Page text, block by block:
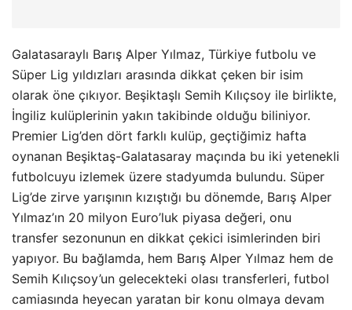
Galatasaraylı Barış Alper Yılmaz, Türkiye futbolu ve
Süper Lig yıldızları arasında dikkat çeken bir isim
olarak öne çıkıyor. Beşiktaşlı Semih Kılıçsoy ile birlikte,
İngiliz kulüplerinin yakın takibinde olduğu biliniyor.
Premier Lig’den dört farklı kulüp, geçtiğimiz hafta
oynanan Beşiktaş-Galatasaray maçında bu iki yetenekli
futbolcuyu izlemek üzere stadyumda bulundu. Süper
Lig’de zirve yarışının kızıştığı bu dönemde, Barış Alper
Yılmaz’ın 20 milyon Euro’luk piyasa değeri, onu
transfer sezonunun en dikkat çekici isimlerinden biri
yapıyor. Bu bağlamda, hem Barış Alper Yılmaz hem de
Semih Kılıçsoy’un gelecekteki olası transferleri, futbol
camiasında heyecan yaratan bir konu olmaya devam